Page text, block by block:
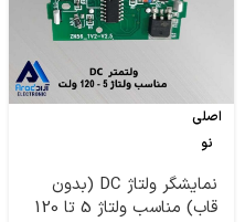
اصلی
نو
نمایشگر ولتاژ DC (بدون
قاب) مناسب ولتاژ 5 تا 120